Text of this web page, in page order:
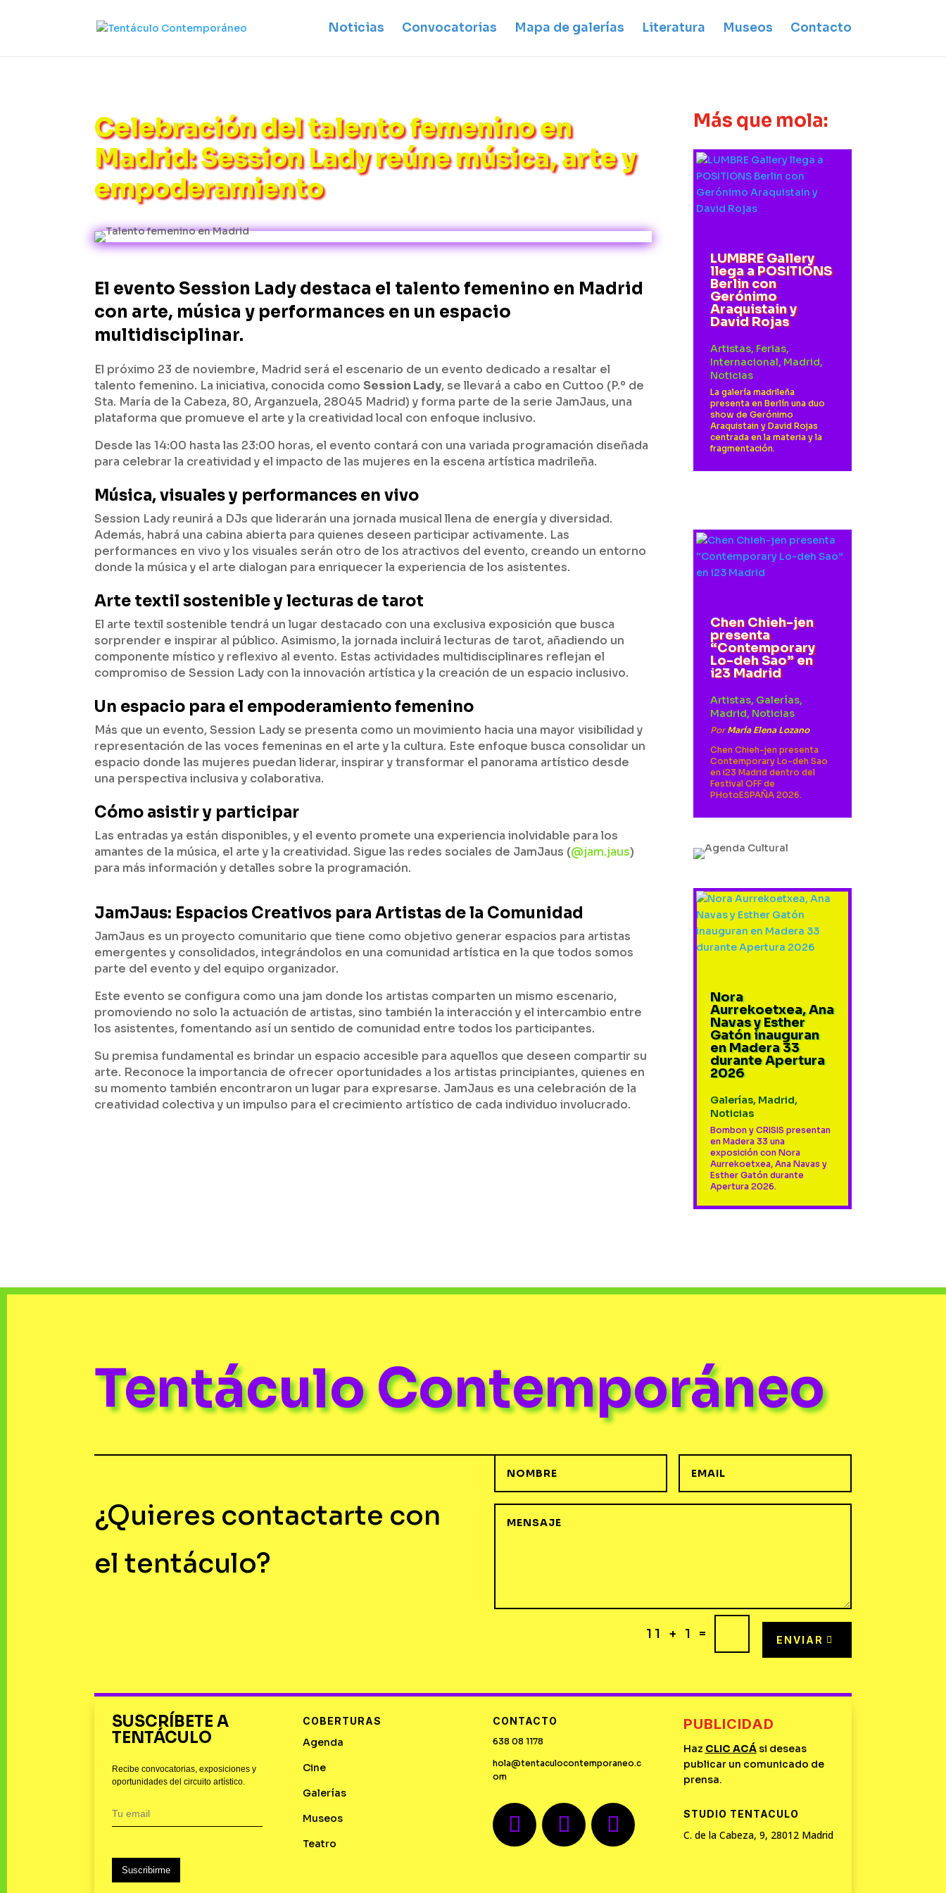
Noticias Convocatorias Mapa de galerías Literatura Museos Contacto
Celebración del talento femenino en
Madrid: Session Lady reúne música, arte y
empoderamiento
El evento Session Lady destaca el talento femenino en Madrid
con arte, música y performances en un espacio
multidisciplinar.
El próximo 23 de noviembre, Madrid será el escenario de un evento dedicado a resaltar el
talento femenino. La iniciativa, conocida comoSession Lady, se llevará a cabo en Cuttoo (P.º de
Sta. María de la Cabeza, 80, Arganzuela, 28045 Madrid) y forma parte de la serie JamJaus, una
plataforma que promueve el arte y la creatividad local con enfoque inclusivo.
Desde las 14:00 hasta las 23:00 horas, el evento contará con una variada programación diseñada
para celebrar la creatividad y el impacto de las mujeres en la escena artística madrileña.
Música, visuales y performances en vivo
Session Lady reunirá a DJs que liderarán una jornada musical llena de energía y diversidad.
Además, habrá una cabina abierta para quienes deseen participar activamente. Las
performances en vivo y los visuales serán otro de los atractivos del evento, creando un entorno
donde la música y el arte dialogan para enriquecer la experiencia de los asistentes.
Arte textil sostenible y lecturas de tarot
El arte textil sostenible tendrá un lugar destacado con una exclusiva exposición que busca
sorprender e inspirar al público. Asimismo, la jornada incluirá lecturas de tarot, añadiendo un
componente místico y reflexivo al evento. Estas actividades multidisciplinares reflejan el
compromiso de Session Lady con la innovación artística y la creación de un espacio inclusivo.
Un espacio para el empoderamiento femenino
Más que un evento, Session Lady se presenta como un movimiento hacia una mayor visibilidad y
representación de las voces femeninas en el arte y la cultura. Este enfoque busca consolidar un
espacio donde las mujeres puedan liderar, inspirar y transformar el panorama artístico desde
una perspectiva inclusiva y colaborativa.
Cómo asistir y participar
Las entradas ya están disponibles, y el evento promete una experiencia inolvidable para los
amantes de la música, el arte y la creatividad. Sigue las redes sociales de JamJaus (@jam.jaus)
para más información y detalles sobre la programación.
JamJaus: Espacios Creativos para Artistas de la Comunidad
JamJaus es un proyecto comunitario que tiene como objetivo generar espacios para artistas
emergentes y consolidados, integrándolos en una comunidad artística en la que todos somos
parte del evento y del equipo organizador.
Este evento se configura como una jam donde los artistas comparten un mismo escenario,
promoviendo no solo la actuación de artistas, sino también la interacción y el intercambio entre
los asistentes, fomentando así un sentido de comunidad entre todos los participantes.
Su premisa fundamental es brindar un espacio accesible para aquellos que deseen compartir su
arte. Reconoce la importancia de ofrecer oportunidades a los artistas principiantes, quienes en
su momento también encontraron un lugar para expresarse. JamJaus es una celebración de la
creatividad colectiva y un impulso para el crecimiento artístico de cada individuo involucrado.
Más que mola:
LUMBRE Gallery
llega a POSITIONS
Berlin con
Gerónimo
Araquistain y
David Rojas
Artistas, Ferias,
Internacional, Madrid,
Noticias
La galería madrileña
presenta en Berlín una duo
show de Gerónimo
Araquistain y David Rojas
centrada en la materia y la
fragmentación.
Chen Chieh-jen
presenta
“Contemporary
Lo-deh Sao” en
i23 Madrid
Artistas, Galerías,
Madrid, Noticias
PorMaría Elena Lozano
Chen Chieh-jen presenta
Contemporary Lo-deh Sao
en i23 Madrid dentro del
Festival OFF de
PHotoESPAÑA 2026.
Nora
Aurrekoetxea, Ana
Navas y Esther
Gatón inauguran
en Madera 33
durante Apertura
2026
Galerías, Madrid,
Noticias
Bombon y CRISIS presentan
en Madera 33 una
exposición con Nora
Aurrekoetxea, Ana Navas y
Esther Gatón durante
Apertura 2026.
Tentáculo Contemporáneo
¿Quieres contactarte con
el tentáculo?
11 + 1 = ENVIAR
SUSCRÍBETE A
TENTÁCULO
Recibe convocatorias, exposiciones y
oportunidades del circuito artístico.
Suscribirme
COBERTURAS
Agenda
Cine
Galerías
Museos
Teatro
CONTACTO
638 08 1178
hola@tentaculocontemporaneo.c
om
PUBLICIDAD
Haz CLIC ACÁsi deseas
publicar un comunicado de
prensa.
STUDIO TENTACULO
C. de la Cabeza, 9, 28012 Madrid